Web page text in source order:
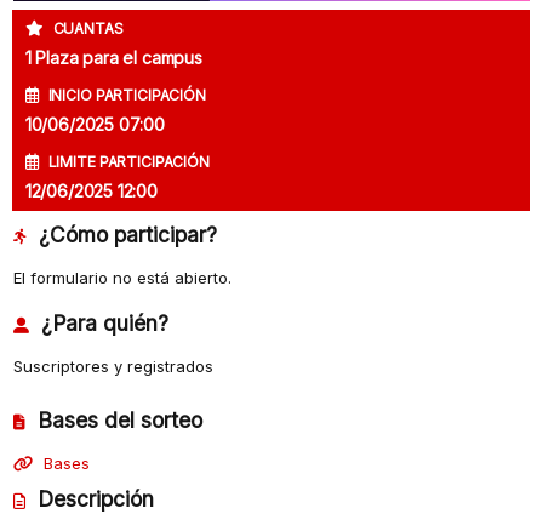
CUANTAS
1 Plaza para el campus
INICIO PARTICIPACIÓN
10/06/2025 07:00
LIMITE PARTICIPACIÓN
12/06/2025 12:00
¿Cómo participar?
El formulario no está abierto.
¿Para quién?
Suscriptores y registrados
Bases del sorteo
Bases
Descripción